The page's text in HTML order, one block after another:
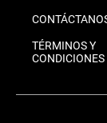
TÉRMINOS Y
CONDICIONES